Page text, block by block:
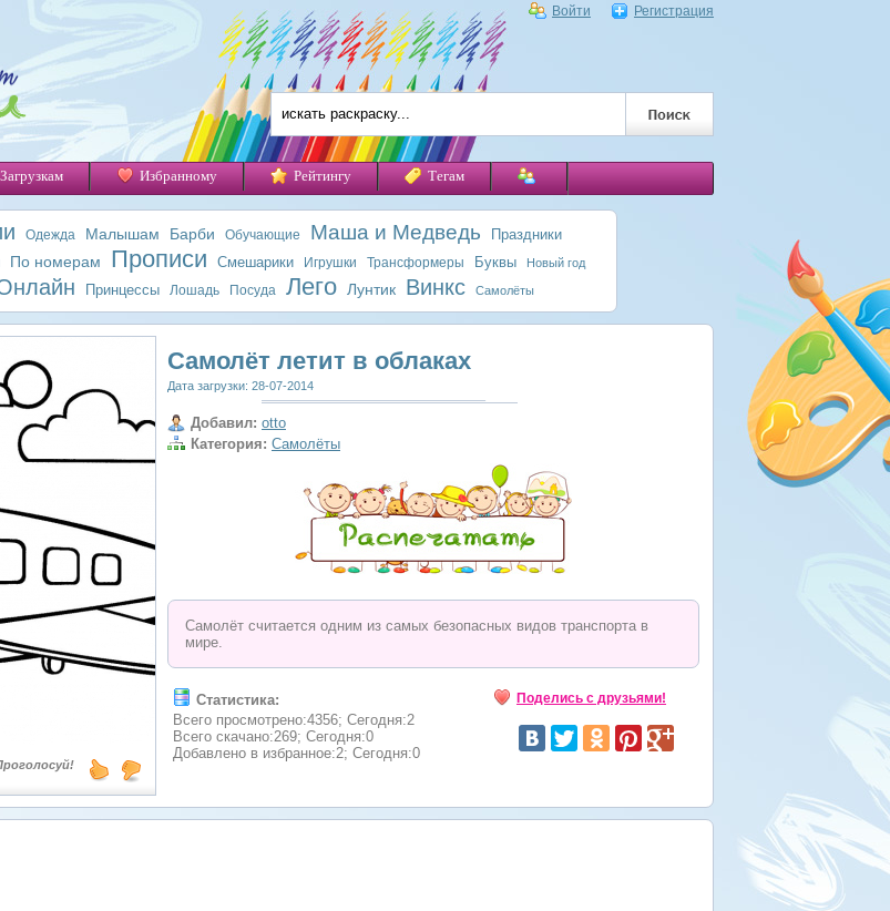
Войти Регистрация
Загрузкам Избранному Рейтингу Тегам
Одежда Малышам Барби Обучающие Маша и Медведь Праздники
По номерам Прописи Смешарики Игрушки Трансформеры Буквы Новый год
Принцессы Лошадь Посуда Лего Лунтик Винкс Самолёты
Самолёт летит в облаках
Дата загрузки: 28-07-2014
Добавил: otto
Категория: Самолёты
Самолёт считается одним из самых безопасных видов транспорта в
мире.
Статистика:
Всего просмотрено:4356; Сегодня:2
Всего скачано:269; Сегодня:0
Добавлено в избранное:2; Сегодня:0
Поделись с друзьями!